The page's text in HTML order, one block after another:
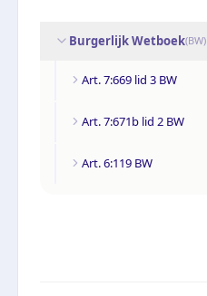
Burgerlijk Wetboek(BW)
Art. 7:669 lid 3 BW
Art. 7:671b lid 2 BW
Art. 6:119 BW